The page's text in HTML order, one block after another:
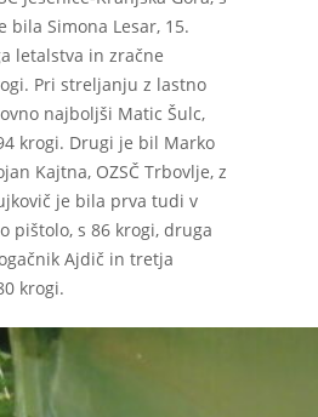
bila Simona Lesar, 15.
letalstva in zračne
Pri streljanju z lastno
najboljši Matic Šulc,
krogi. Drugi je bil Marko
Kajtna, OZSČ Trbovlje, z
je bila prva tudi v
pištolo, s 86 krogi, druga
Ajdič in tretja
krogi.